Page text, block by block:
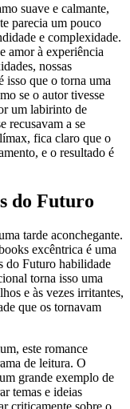
suave e calmante,
parecia um pouco
e complexidade.
amor à experiência
nossas
isso que o torna uma
se o autor tivesse
um labirinto de
recusavam a se
fica claro que o
e o resultado é
do Futuro
tarde aconchegante.
excêntrica é uma
do Futuro habilidade
torna isso uma
e às vezes irritantes,
que os tornavam
este romance
de leitura. O
grande exemplo de
temas e ideias
criticamente sobre o